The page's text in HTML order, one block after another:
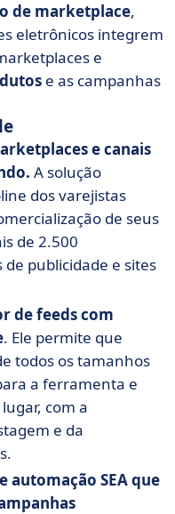
de marketplace,
eletrônicos integrem
e
e as campanhas
e canais
A solução
dos varejistas
de seus
de 2.500
publicidade e sites
de feeds com
. Ele permite que
todos os tamanhos
a ferramenta e
com a
e da
automação SEA que